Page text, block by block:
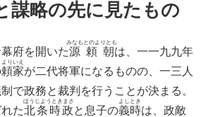
謀略の先に見たもの
府を開いた源頼朝
みなもとのよりとも
は、一一九九年
頼家
よりいえ
が二代将軍になるものの、一三人
で政務と裁判を行うことが決まる。
た北条時政
ほうじようときまさ
と息子の義時
よしとき
は、政敵